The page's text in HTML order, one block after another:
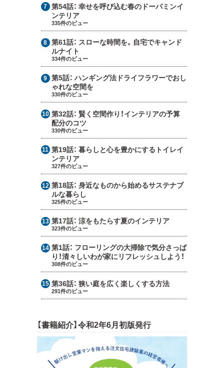
第54話：幸せを呼び込む春のドーパミンイ
ンテリア
335件のビュー
第61話： スローな時間を。自宅でキャンド
ルナイト
334件のビュー
第5話：ハンギング法ドライフラワーでおし
ゃれな空間を
330件のビュー
第32話： 賢く空間作り！インテリアの予算
配分のコツ
330件のビュー
第19話：暮らしと心を豊かにするトイレイ
ンテリア
327件のビュー
第18話：身近なものから始めるサステナブ
ルな暮らし
325件のビュー
第17話：涼をもたらす夏のインテリア
323件のビュー
第1話： フローリングの大掃除で気分さっぱ
り！清々しいわが家にリフレッシュしよう！
308件のビュー
第36話：狭い庭を広く楽しくする方法
291件のビュー
【書籍紹介】令和2年6月初版発行